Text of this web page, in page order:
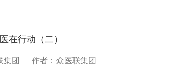
在行动（二）
集团 作者：众医联集团